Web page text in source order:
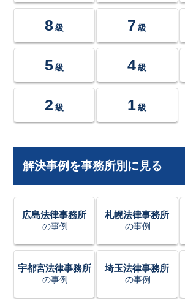
8 級 7 級
5 級 4 級
2 級 1 級
解決事例を事務所別に見る
広島法律事務所
の事例
札幌法律事務所
の事例
宇都宮法律事務所
の事例
埼玉法律事務所
の事例